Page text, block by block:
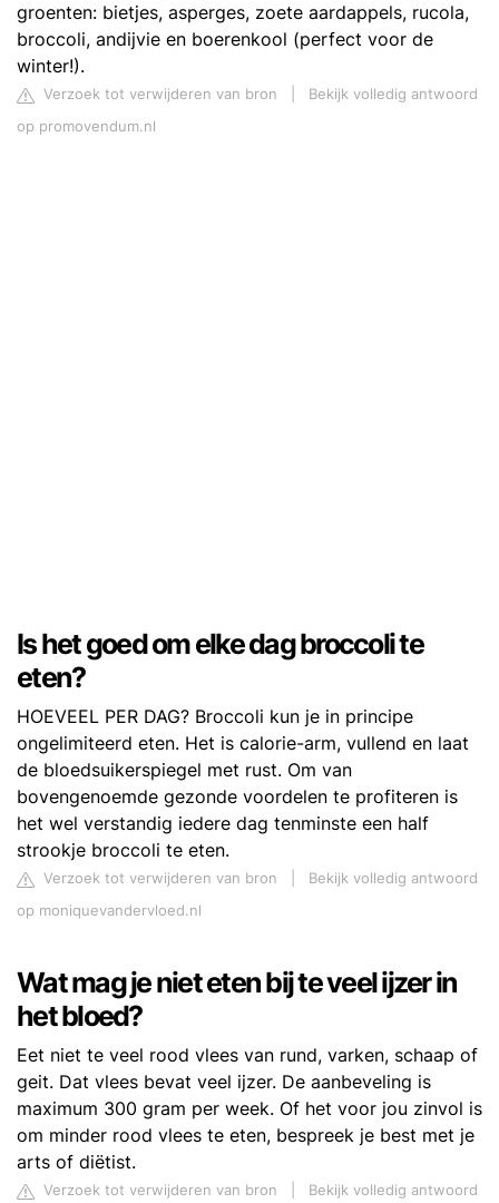
groenten: bietjes, asperges, zoete aardappels, rucola,
broccoli, andijvie en boerenkool (perfect voor de
winter!).
Verzoek tot verwijderen van bron
Bekijk volledig antwoord
op promovendum.nl
Is het goed om elke dag broccoli te
eten?
HOEVEEL PER DAG? Broccoli kun je in principe
ongelimiteerd eten. Het is calorie-arm, vullend en laat
de bloedsuikerspiegel met rust. Om van
bovengenoemde gezonde voordelen te profiteren is
het wel verstandig iedere dag tenminste een half
strookje broccoli te eten.
Verzoek tot verwijderen van bron
Bekijk volledig antwoord
op moniquevandervloed.nl
Wat mag je niet eten bij te veel ijzer in
het bloed?
Eet niet te veel rood vlees van rund, varken, schaap of
geit. Dat vlees bevat veel ijzer. De aanbeveling is
maximum 300 gram per week. Of het voor jou zinvol is
om minder rood vlees te eten, bespreek je best met je
arts of diëtist.
Verzoek tot verwijderen van bron
Bekijk volledig antwoord